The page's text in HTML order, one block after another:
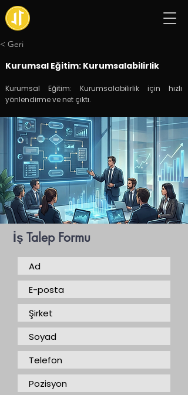
< Geri
Kurumsal Eğitim: Kurumsalabilirlik
Kurumsal Eğitim: Kurumsalabilirlik için hızlı
yönlendirme ve net çıktı.
İş Talep Formu